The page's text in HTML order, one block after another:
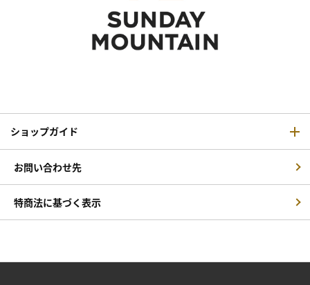
ショップガイド
お問い合わせ先
特商法に基づく表示